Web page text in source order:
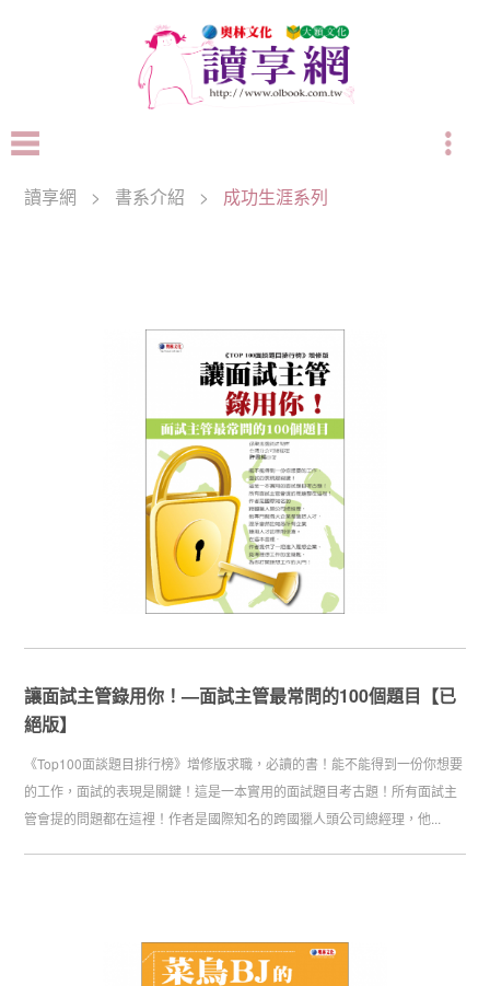
讀享網 > 書系介紹 > 成功生涯系列
讓面試主管錄用你！—面試主管最常問的100個題目【已
絕版】
《Top100面談題目排行榜》增修版求職，必讀的書！能不能得到一份你想要
的工作，面試的表現是關鍵！這是一本實用的面試題目考古題！所有面試主
管會提的問題都在這裡！作者是國際知名的跨國獵人頭公司總經理，他...